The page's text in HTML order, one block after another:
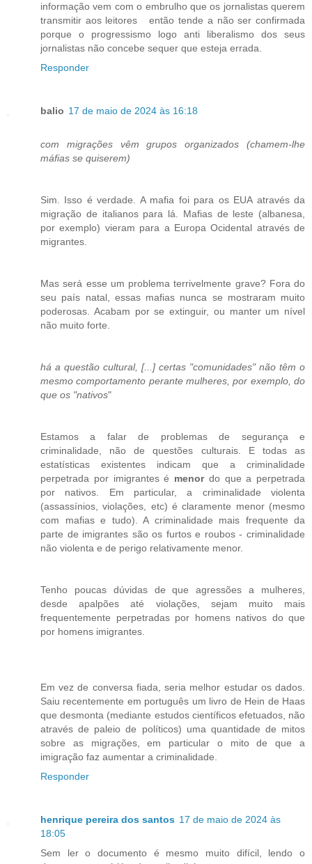
informação vem com o embrulho que os jornalistas querem
transmitir aos leitores então tende a não ser confirmada
porque o progressismo logo anti liberalismo dos seus
jornalistas não concebe sequer que esteja errada.
Responder
balio 17 de maio de 2024 às 16:18
com migrações vêm grupos organizados (chamem-lhe
máfias se quiserem)
Sim. Isso é verdade. A mafia foi para os EUA através da
migração de italianos para lá. Mafias de leste (albanesa,
por exemplo) vieram para a Europa Ocidental através de
migrantes.
Mas será esse um problema terrivelmente grave? Fora do
seu país natal, essas mafias nunca se mostraram muito
poderosas. Acabam por se extinguir, ou manter um nível
não muito forte.
há a questão cultural, [...] certas "comunidades" não têm o
mesmo comportamento perante mulheres, por exemplo, do
que os "nativos"
Estamos a falar de problemas de segurança e
criminalidade, não de questões culturais. E todas as
estatísticas existentes indicam que a criminalidade
perpetrada por imigrantes é menordo que a perpetrada
por nativos. Em particular, a criminalidade violenta
(assassínios, violações, etc) é claramente menor (mesmo
com mafias e tudo). A criminalidade mais frequente da
parte de imigrantes são os furtos e roubos - criminalidade
não violenta e de perigo relativamente menor.
Tenho poucas dúvidas de que agressões a mulheres,
desde apalpões até violações, sejam muito mais
frequentemente perpetradas por homens nativos do que
por homens imigrantes.
Em vez de conversa fiada, seria melhor estudar os dados.
Saiu recentemente em português um livro de Hein de Haas
que desmonta (mediante estudos científicos efetuados, não
através de paleio de políticos) uma quantidade de mitos
sobre as migrações, em particular o mito de que a
imigração faz aumentar a criminalidade.
Responder
henrique pereira dos santos 17 de maio de 2024 às
18:05
Sem ler o documento é mesmo muito difícil, lendo o